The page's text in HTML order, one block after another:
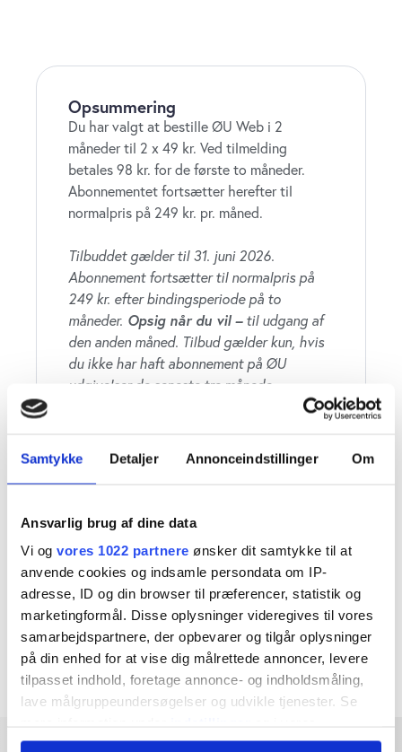
Samtykke Detaljer Annonceindstillinger Om
Ansvarlig brug af dine data
Vi og vores 1022 partnere ønsker dit samtykke til at
anvende cookies og indsamle persondata om IP-
adresse, ID og din browser til præferencer, statistik og
marketingformål. Disse oplysninger videregives til vores
samarbejdspartnere, der opbevarer og tilgår oplysninger
på din enhed for at vise dig målrettede annoncer, levere
tilpasset indhold, foretage annonce- og indholdsmåling,
lave målgruppeundersøgelser og udvikle tjenester. Se
persondatapolitik. Du kan altid trække dit samtykke
Opsummering
Du har valgt at bestille ØU Web i 2
måneder til 2 x 49 kr. Ved tilmelding
betales 98 kr. for de første to måneder.
Abonnementet fortsætter herefter til
normalpris på 249 kr. pr. måned.
Tilbuddet gælder til 31. juni 2026.
Abonnement fortsætter til normalpris på
249 kr. efter bindingsperiode på to
måneder. Opsig når du vil –til udgang af
den anden måned. Tilbud gælder kun, hvis
du ikke har haft abonnement på ØU
udgivelser de seneste tre månede
Adgang til alle artikler på ugebrev.dk
Om investering, finans, ledelse,
Bestyrelsesguiden.dk
Daglige nyhedsmails med nyheder og
Læs vores handelsbetingelser